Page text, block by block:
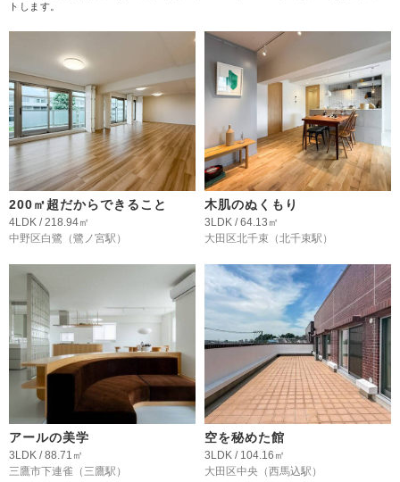
トします。
200㎡超だからできること
4LDK / 218.94㎡
中野区白鷺 （鷺ノ宮駅）
木肌のぬくもり
3LDK / 64.13㎡
大田区北千束 （北千束駅）
アールの美学
3LDK / 88.71㎡
三鷹市下連雀 （三鷹駅）
空を秘めた館
3LDK / 104.16㎡
大田区中央 （西馬込駅）